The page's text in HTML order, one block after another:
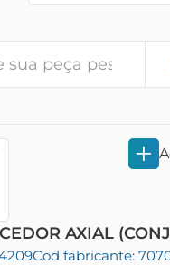
AXIAL
Cod fabricante: